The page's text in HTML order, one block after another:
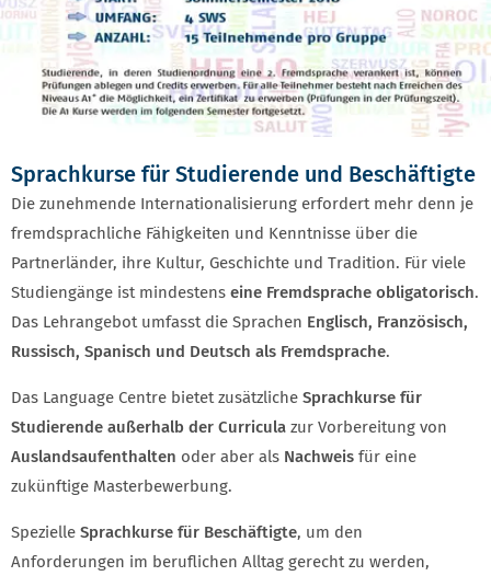
Sprachkurse für Studierende und Beschäftigte
Die zunehmende Internationalisierung erfordert mehr denn je
fremdsprachliche Fähigkeiten und Kenntnisse über die
Partnerländer, ihre Kultur, Geschichte und Tradition. Für viele
Studiengänge ist mindestens eine Fremdsprache obligatorisch.
Das Lehrangebot umfasst die Sprachen Englisch, Französisch,
Russisch, Spanisch und Deutsch als Fremdsprache.
Das Language Centre bietet zusätzliche Sprachkurse für
Studierende außerhalb der Curricula zur Vorbereitung von
Auslandsaufenthalten oder aber als Nachweis für eine
zukünftige Masterbewerbung.
Spezielle Sprachkurse für Beschäftigte, um den
Anforderungen im beruflichen Alltag gerecht zu werden,